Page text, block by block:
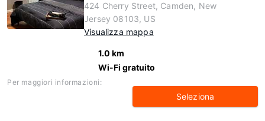
424 Cherry Street, Camden, New
Jersey 08103, US
Visualizza mappa
1.0 km
Wi-Fi gratuito
Per maggiori informazioni:
Seleziona